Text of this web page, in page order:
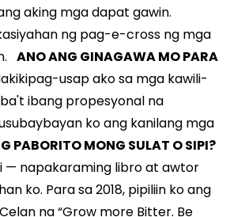
aking mga dapat gawin.
ng pag-e-cross ng mga
ANO ANG GINAGAWA MO PARA
usap ako sa mga kawili-
ibang propesyonal na
ko ang kanilang mga
PABORITO MONG SULAT O SIPI?
— napakaraming libro at awtor
ko. Para sa 2018, pipiliin ko ang
na “Grow more Bitter. Be